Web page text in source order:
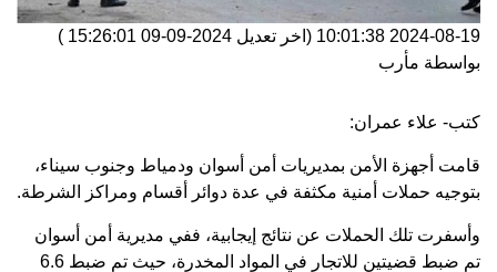
2024-08-19 10:01:38 (اخر تعديل 2024-09-09 15:26:01
)
بواسطة مأرب
كتب- علاء عمران:
قامت أجهزة الأمن بمديريات أمن أسوان ودمياط وجنوب سيناء،
بتوجيه حملات أمنية مكثفة في عدة دوائر أقسام ومراكز الشرطة.
وأسفرت تلك الحملات عن نتائج إيجابية، ففي مديرية أمن أسوان
تم ضبط قضيتين للاتجار في المواد المخدرة، حيث تم ضبط 6.6